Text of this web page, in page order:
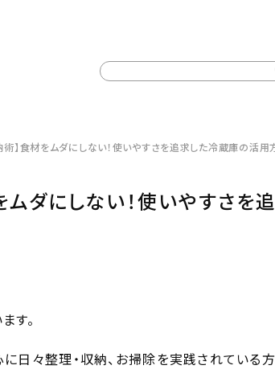
カテゴリー一覧カテゴリー一覧
術】食材をムダにしない！使いやすさを追求した冷蔵庫の活用
ムダにしない！使いやすさを
す。
に日々整理・収納、お掃除を実践されている